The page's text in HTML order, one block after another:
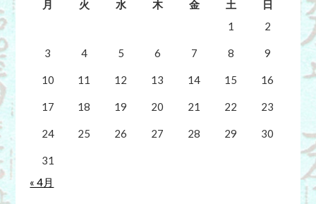
月 火 水 木 金 土
日
1
2
3 4 5 6 7 8 9
10 11 12 13 14 15 16
17 18 19 20 21 22 23
24 25 26 27 28 29 30
31
« 4月